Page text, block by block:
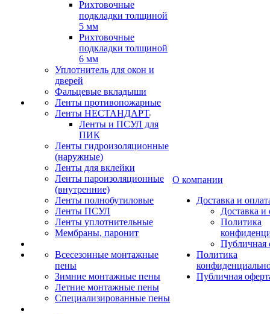
Рихтовочные
подкладки толщиной
5 мм
Рихтовочные
подкладки толщиной
6 мм
Уплотнитель для окон и
дверей
Фальцевые вкладыши
Ленты противопожарные
Ленты НЕСТАНДАРТ
Ленты и ПСУЛ для
ПИК
Ленты гидроизоляционные
(наружные)
Ленты для вклейки
Ленты пароизоляционные
(внутренние)
Ленты полнобутиловые
Ленты ПСУЛ
Ленты уплотнительные
Мембраны, паронит
Всесезонные монтажные
пены
Зимние монтажные пены
Летние монтажные пены
Специализированные пены
О компании
Доставка и
Доставка и
Политика
Публичная
Политика
Публичная